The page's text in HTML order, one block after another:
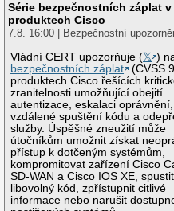
Série bezpečnostních záplat v
produktech Cisco
7.8. 16:00 | Bezpečnostní
Vládní CERT upozorňuje (𝕏 )
bezpečnostních záplat
(CVSS
produktech Cisco řešících
zranitelnosti umožňující obejití
autentizace, eskalaci oprávnění,
vzdálené spuštění kódu a
služby. Úspěšné zneužití může
útočníkům umožnit získat
přístup k dotčeným systémům,
kompromitovat zařízení Cisco
SD-WAN a Cisco IOS XE, spustit
libovolný kód, zpřístupnit citlivé
informace nebo narušit